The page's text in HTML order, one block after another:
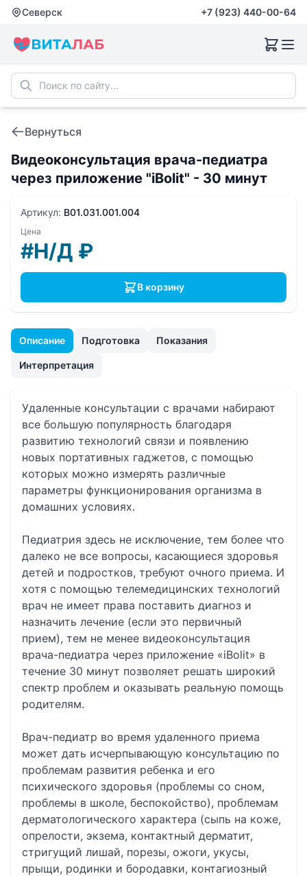
Северск +7 (923) 440-00-64
Вернуться
Видеоконсультация врача-педиатра
через приложение "iBolit" - 30 минут
Описание Подготовка Показания
Интерпретация
Удаленные консультации с врачами набирают
все большую популярность благодаря
развитию технологий связи и появлению
новых портативных гаджетов, с помощью
которых можно измерять различные
параметры функционирования организма в
домашних условиях.
Педиатрия здесь не исключение, тем более что
далеко не все вопросы, касающиеся здоровья
детей и подростков, требуют очного приема. И
хотя с помощью телемедицинских технологий
врач не имеет права поставить диагноз и
назначить лечение (если это первичный
прием), тем не менее видеоконсультация
врача-педиатра через приложение «iBolit» в
течение 30 минут позволяет решать широкий
спектр проблем и оказывать реальную помощь
родителям.
Врач-педиатр во время удаленного приема
может дать исчерпывающую консультацию по
проблемам развития ребенка и его
психического здоровья (проблемы со сном,
проблемы в школе, беспокойство), проблемам
дерматологического характера (сыпь на коже,
опрелости, экзема, контактный дерматит,
стригущий лишай, порезы, ожоги, укусы,
прыщи, родинки и бородавки, контагиозный
Артикул: B01.031.001.004
Цена
#Н/Д ₽
В корзину